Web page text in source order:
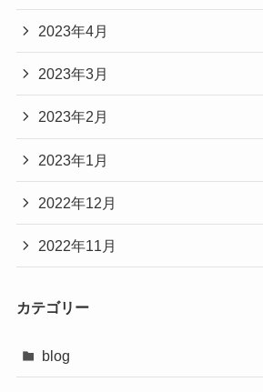
2023年4月
2023年3月
2023年2月
2023年1月
2022年12月
2022年11月
カテゴリー
blog